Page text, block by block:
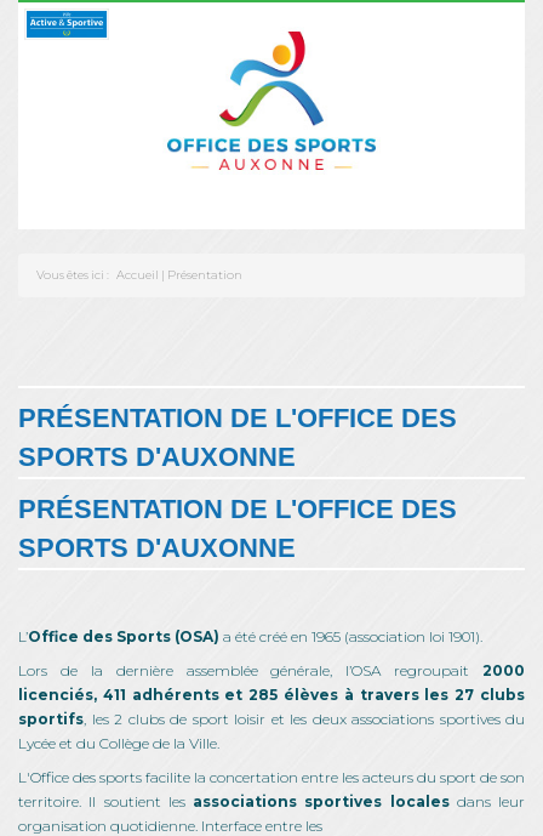
Vous êtes ici : Accueil | Présentation
PRÉSENTATION DE L'OFFICE DES
SPORTS D'AUXONNE
PRÉSENTATION DE L'OFFICE DES
SPORTS D'AUXONNE
L’Office des Sports (OSA) a été créé en 1965 (association loi 1901).
Lors de la dernière assemblée générale, l’OSA regroupait 2000
licenciés, 411 adhérents et 285 élèves à travers les 27 clubs
sportifs , les 2 clubs de sport loisir et les deux associations sportives du
Lycée et du Collège de la Ville.
L'Office des sports facilite la concertation entre les acteurs du sport de son
territoire. Il soutient les associations sportives localesdans leur
organisation quotidienne. Interface entre les